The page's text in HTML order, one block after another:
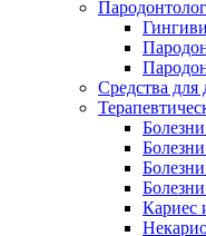
Средства для
Кариес